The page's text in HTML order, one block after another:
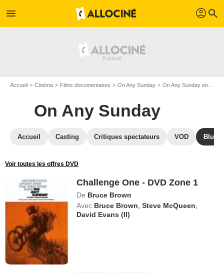
menu profil search
Accueil Cinéma Films documentaires On Any Sunday On Any Sunday en DVD
On Any Sunday
Accueil Casting Critiques spectateurs VOD Blu-
Voir toutes les offres DVD
Challenge One - DVD Zone 1
De Bruce Brown
Avec Bruce Brown ,Steve McQueen
David Evans (II)